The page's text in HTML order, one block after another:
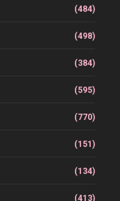
(484)
(498)
(384)
(595)
(770)
(151)
(134)
(413)